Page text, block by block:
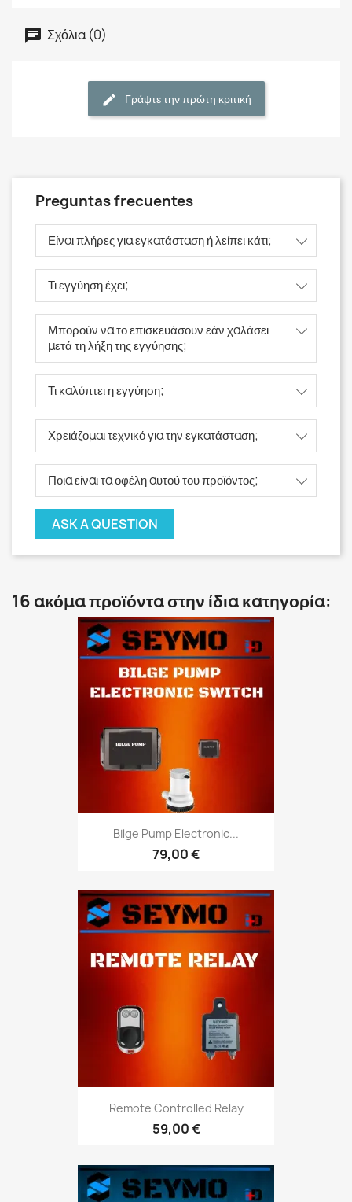
Σχόλια (0)
Γράψτε την πρώτη κριτική
Preguntas frecuentes
Είναι πλήρες για εγκατάσταση ή λείπει κάτι;
Τι εγγύηση έχει;
Μπορούν να το επισκευάσουν εάν χαλάσει
μετά τη λήξη της εγγύησης;
Τι καλύπτει η εγγύηση;
Χρειάζομαι τεχνικό για την εγκατάσταση;
Ποια είναι τα οφέλη αυτού του προϊόντος;
ASK A QUESTION
16 ακόμα προϊόντα στην ίδια κατηγορία:
Bilge Pump Electronic...
79,00 €
Remote Controlled Relay
59,00 €